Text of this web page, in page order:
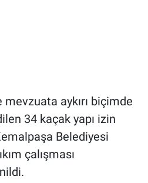
aykırı biçimde
34 kaçak yapı izin
Belediyesi
çalışması